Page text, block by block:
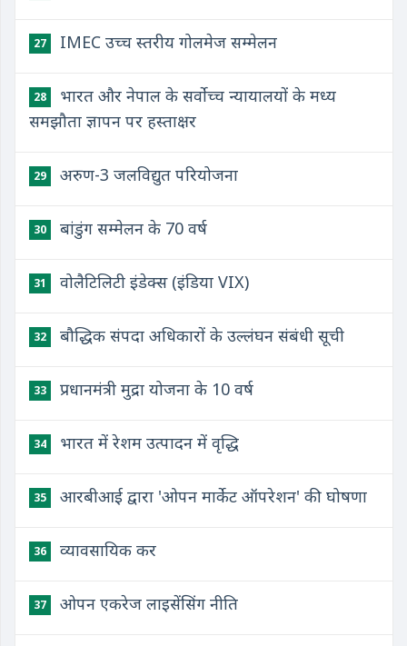
27 IMEC उच्च स्तरीय गोलमेज सम्मेलन
28
भारत और नेपाल के सर्वोच्च न्यायालयों के मध्य
समझौता ज्ञापन पर हस्ताक्षर
29 अरुण-3 जलविद्युत परियोजना
30 बांडुंग सम्मेलन के 70 वर्ष
31 वोलैटिलिटी इंडेक्स (इंडिया VIX)
32 बौद्धिक संपदा अधिकारों के उल्लंघन संबंधी सूची
33 प्रधानमंत्री मुद्रा योजना के 10 वर्ष
34 भारत में रेशम उत्पादन में वृद्धि
35 आरबीआई द्वारा 'ओपन मार्केट ऑपरेशन' की घोषणा
36 व्यावसायिक कर
37 ओपन एकरेज लाइसेंसिंग नीति